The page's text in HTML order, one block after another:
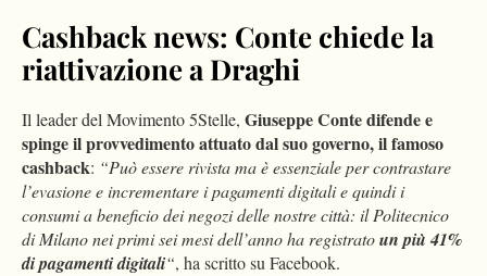
Cashback news: Conte chiede la
riattivazione a Draghi
Il leader del Movimento 5Stelle, Giuseppe Conte difende e
spinge il provvedimento attuato dal suo governo, il famoso
cashback: “Può essere rivista ma è essenziale per contrastare
l’evasione e incrementare i pagamenti digitali e quindi i
consumi a beneficio dei negozi delle nostre città: il Politecnico
di Milano nei primi sei mesi dell’anno ha registratoun più 41%
di pagamenti digitali“, ha scritto su Facebook.